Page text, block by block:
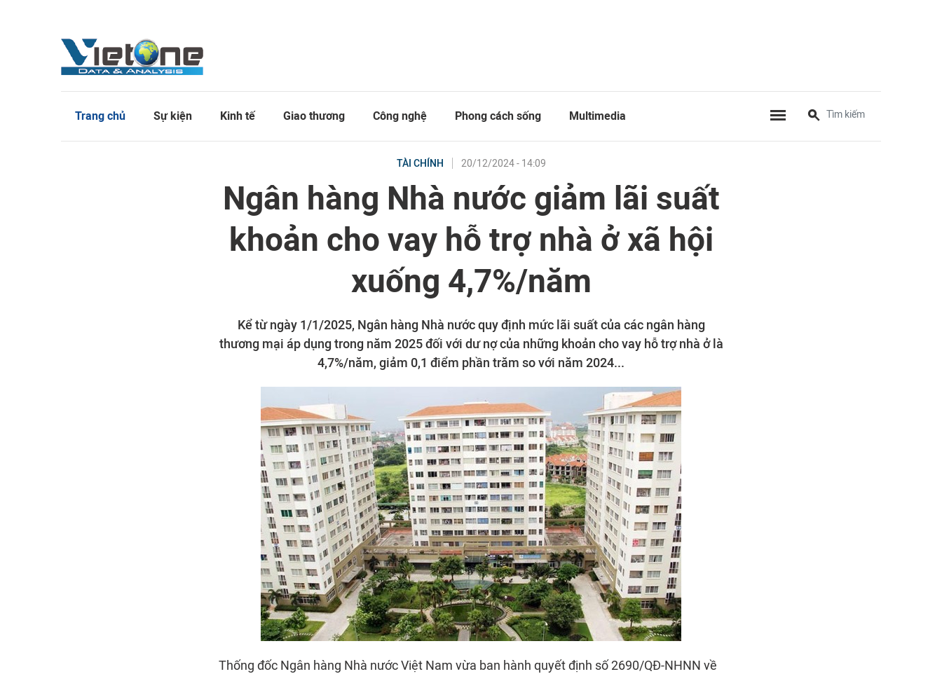
Trang chủ Sự kiện Kinh tế Giao thương Công nghệ Phong cách sống Multimedia
TÀI CHÍNH 20/12/2024 - 14:09
Ngân hàng Nhà nước giảm lãi suất
khoản cho vay hỗ trợ nhà ở xã hội
xuống 4,7%/năm
Kể từ ngày 1/1/2025, Ngân hàng Nhà nước quy định mức lãi suất của các ngân hàng
thương mại áp dụng trong năm 2025 đối với dư nợ của những khoản cho vay hỗ trợ nhà ở là
4,7%/năm, giảm 0,1 điểm phần trăm so với năm 2024...
Thống đốc Ngân hàng Nhà nước Việt Nam vừa ban hành quyết định số 2690/QĐ-NHNN về